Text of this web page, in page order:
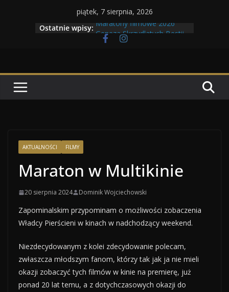
piątek, 7 sierpnia, 2026
Ostatnie wpisy: Maratony filmowe 2026
Geneza Skrzydlatych Bestii
AKTUALNOŚCI FILMY
Maraton w Multikinie
20 sierpnia 2024 Dominik Wojciechowski
Zapominalskim przypominam o możliwości zobaczenia
Władcy Pierścieni w kinach w nadchodzący weekend.
Niezdecydowanym z kolei zdecydowanie polecam,
zwłaszcza młodszym fanom, którzy tak jak ja nie mieli
okazji zobaczyć tych filmów w kinie na premierę, już
ponad 20 lat temu, a z dotychczasowych okazji do